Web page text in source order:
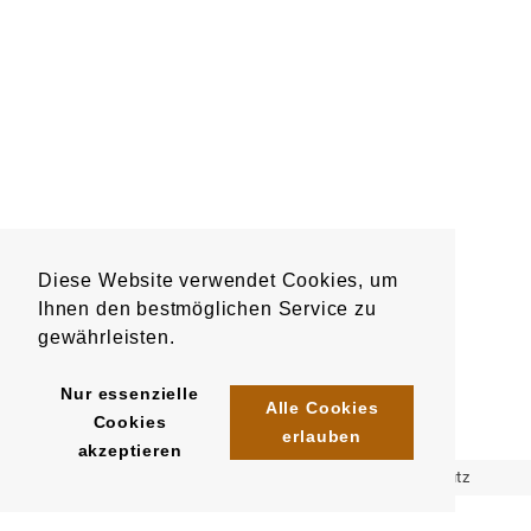
Diese Website verwendet Cookies, um
Ihnen den bestmöglichen Service zu
gewährleisten.
Nur essenzielle
Cookies
akzeptieren
Alle Cookies
erlauben
Datenschutz